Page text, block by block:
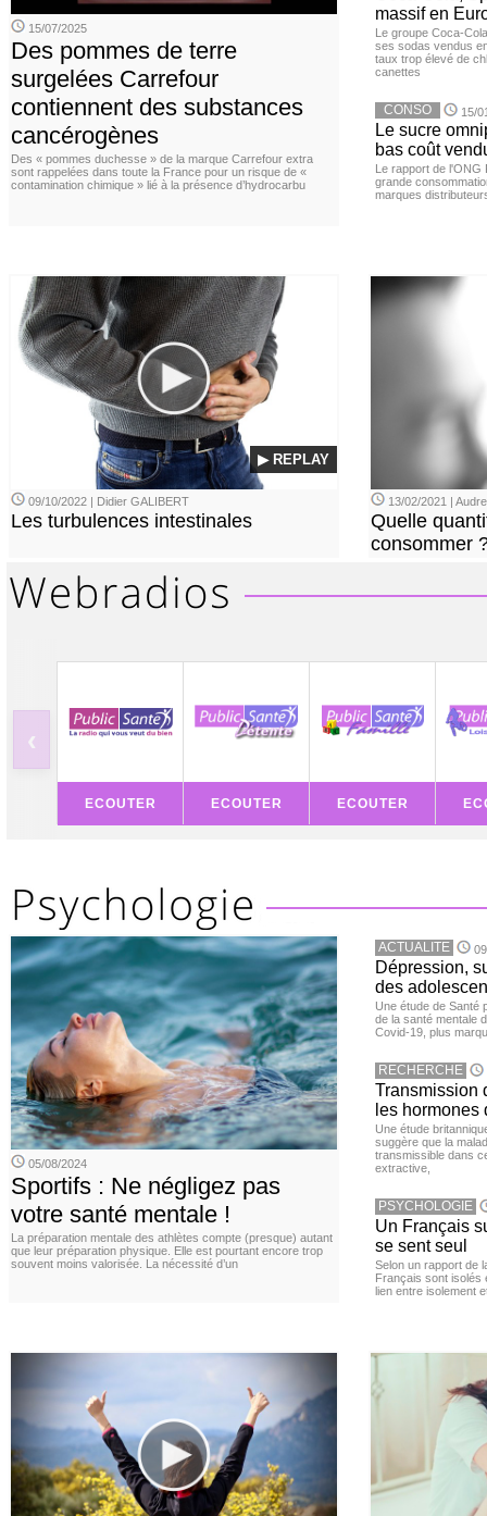
15/07/2025
Des pommes de terre
surgelées Carrefour
contiennent des substances
cancérogènes
Des « pommes duchesse » de la marque Carrefour extra
sont rappelées dans toute la France pour un risque de «
contamination chimique » lié à la présence d’hydrocarbu
massif en
Le groupe Coca-
ses sodas vendus
taux trop élevé de
canettes
CONSO 15/
Le sucre
bas coût
Le rapport de l'ONG
grande
marques
▶ REPLAY
09/10/2022 | Didier GALIBERT
Les turbulences intestinales
13/02/2021 |
Quelle
consommer
‹
ECOUTER ECOUTER ECOUTER
05/08/2024
Sportifs : Ne négligez pas
votre santé mentale !
La préparation mentale des athlètes compte (presque) autant
que leur préparation physique. Elle est pourtant encore trop
souvent moins valorisée. La nécessité d’un
ACTUALITE
Dépression,
des
Une étude de Santé
de la santé mentale
Covid-19, plus
RECHERCHE
Transmission
les hormones
Une étude
suggère que la
transmissible dans
extractive,
PSYCHOLOGIE
Un Français
se sent seul
Selon un rapport de
Français sont isolés
lien entre isolement